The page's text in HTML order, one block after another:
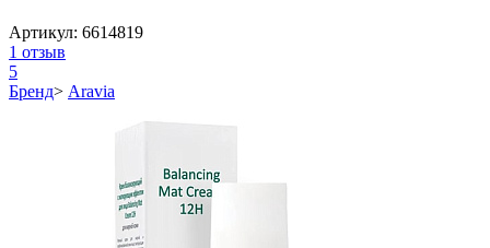
Артикул: 6614819
1 отзыв
5
Бренд> Aravia